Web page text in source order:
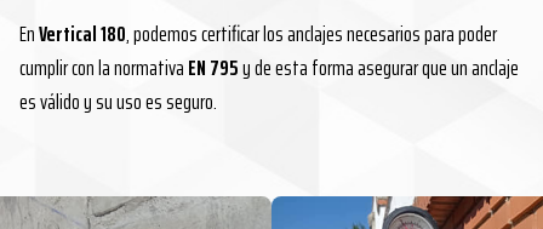
EnVertical 180, podemos certificar los anclajes necesarios para poder
cumplir con la normativaEN 795y de esta forma asegurar que un anclaje
es válido y su uso es seguro.